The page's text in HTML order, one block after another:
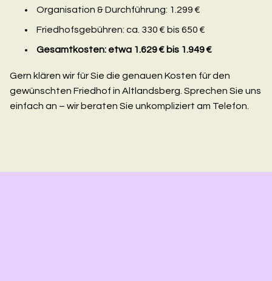
Organisation & Durchführung: 1.299 €
Friedhofsgebühren: ca. 330 € bis 650 €
Gesamtkosten: etwa 1.629 € bis 1.949 €
Gern klären wir für Sie die genauen Kosten für den
gewünschten Friedhof in Altlandsberg. Sprechen Sie uns
einfach an – wir beraten Sie unkompliziert am Telefon.